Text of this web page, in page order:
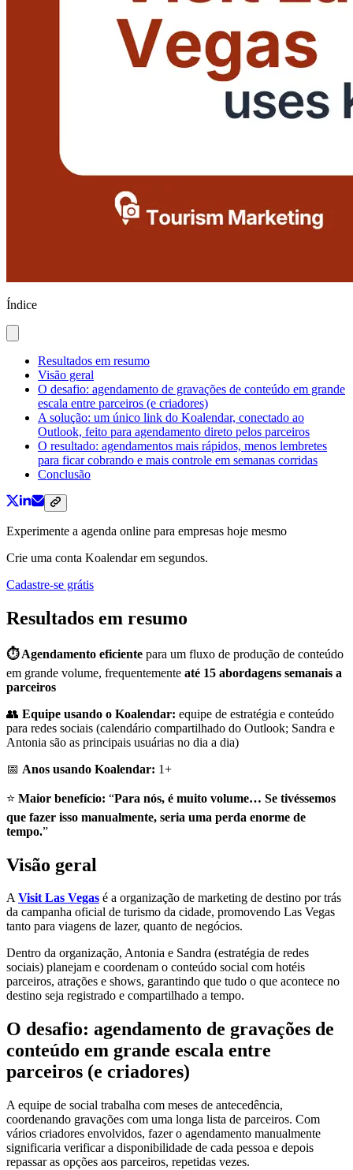
Índice
Resultados em resumo
Visão geral
O desafio: agendamento de gravações de conteúdo em grande
escala entre parceiros (e criadores)
A solução: um único link do Koalendar, conectado ao
Outlook, feito para agendamento direto pelos parceiros
O resultado: agendamentos mais rápidos, menos lembretes
para ficar cobrando e mais controle em semanas corridas
Conclusão
Experimente a agenda online para empresas hoje mesmo
Crie uma conta Koalendar em segundos.
Cadastre-se grátis
Resultados em resumo
⏱️ Agendamento eficiente para um fluxo de produção de conteúdo
em grande volume, frequentemente até 15 abordagens semanais a
parceiros
👥 Equipe usando o Koalendar: equipe de estratégia e conteúdo
para redes sociais (calendário compartilhado do Outlook; Sandra e
Antonia são as principais usuárias no dia a dia)
📅 Anos usando Koalendar: 1+
⭐ Maior benefício: “Para nós, é muito volume… Se tivéssemos
que fazer isso manualmente, seria uma perda enorme de
tempo.”
Visão geral
AVisit Las Vegas é a organização de marketing de destino por trás
da campanha oficial de turismo da cidade, promovendo Las Vegas
tanto para viagens de lazer, quanto de negócios.
Dentro da organização, Antonia e Sandra (estratégia de redes
sociais) planejam e coordenam o conteúdo social com hotéis
parceiros, atrações e shows, garantindo que tudo o que acontece no
destino seja registrado e compartilhado a tempo.
O desafio: agendamento de gravações de
conteúdo em grande escala entre
parceiros (e criadores)
A equipe de social trabalha com meses de antecedência,
coordenando gravações com uma longa lista de parceiros. Com
vários criadores envolvidos, fazer o agendamento manualmente
significaria verificar a disponibilidade de cada pessoa e depois
repassar as opções aos parceiros, repetidas vezes.